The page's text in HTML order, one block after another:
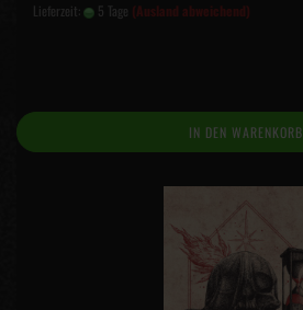
Lieferzeit: 5 Tage (Ausland abweichend)
IN DEN WARENKORB